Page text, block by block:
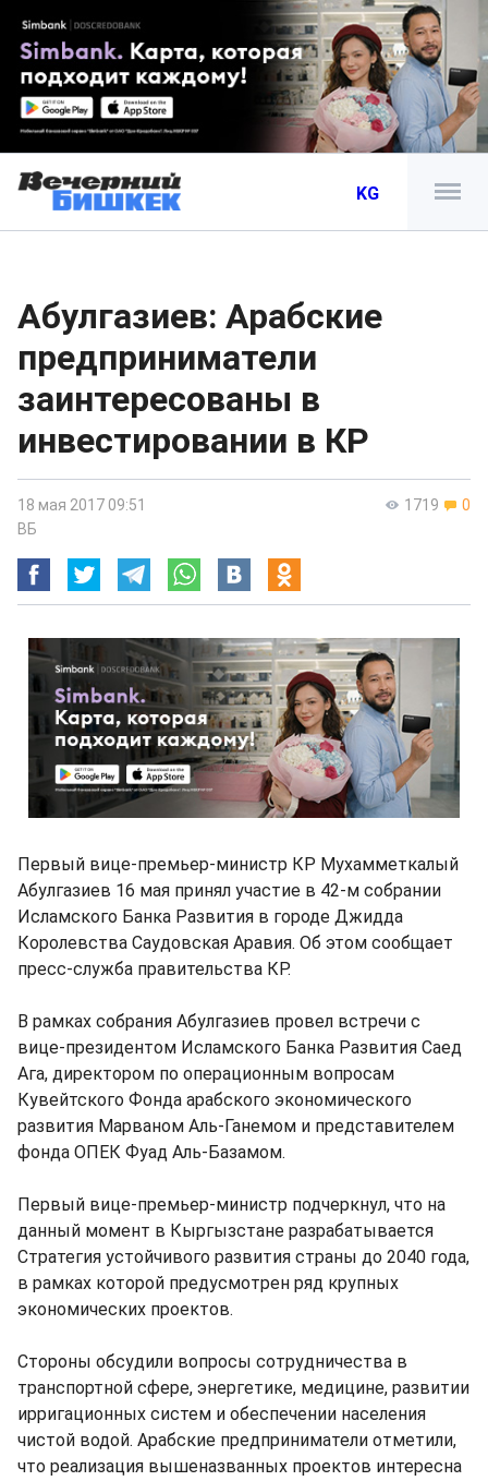
KG
Абулгазиев: Арабские
предприниматели
заинтересованы в
инвестировании в КР
1719 0
18 мая 2017 09:51
ВБ
Первый вице-премьер-министр КР Мухамметкалый
Абулгазиев 16 мая принял участие в 42-м собрании
Исламского Банка Развития в городе Джидда
Королевства Саудовская Аравия. Об этом сообщает
пресс-служба правительства КР.
В рамках собрания Абулгазиев провел встречи с
вице-президентом Исламского Банка Развития Саед
Ага, директором по операционным вопросам
Кувейтского Фонда арабского экономического
развития Марваном Аль-Ганемом и представителем
фонда ОПЕК Фуад Аль-Базамом.
Первый вице-премьер-министр подчеркнул, что на
данный момент в Кыргызстане разрабатывается
Стратегия устойчивого развития страны до 2040 года,
в рамках которой предусмотрен ряд крупных
экономических проектов.
Стороны обсудили вопросы сотрудничества в
транспортной сфере, энергетике, медицине, развитии
ирригационных систем и обеспечении населения
чистой водой. Арабские предприниматели отметили,
что реализация вышеназванных проектов интересна